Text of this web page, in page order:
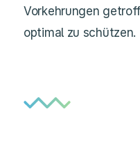
Vorkehrungen
optimal zu schützen.